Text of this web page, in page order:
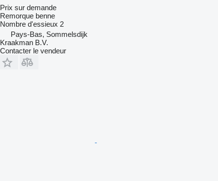
Prix sur demande
Remorque benne
Nombre d'essieux 2
Pays-Bas, Sommelsdijk
Kraakman B.V.
Contacter le vendeur